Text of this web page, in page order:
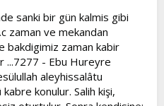
sanki bir gün kalmis gibi
zaman ve mekandan
bakdigimiz zaman kabir
...7277 - Ebu Hureyre
aleyhissalâtu
konulur. Salih kişi,